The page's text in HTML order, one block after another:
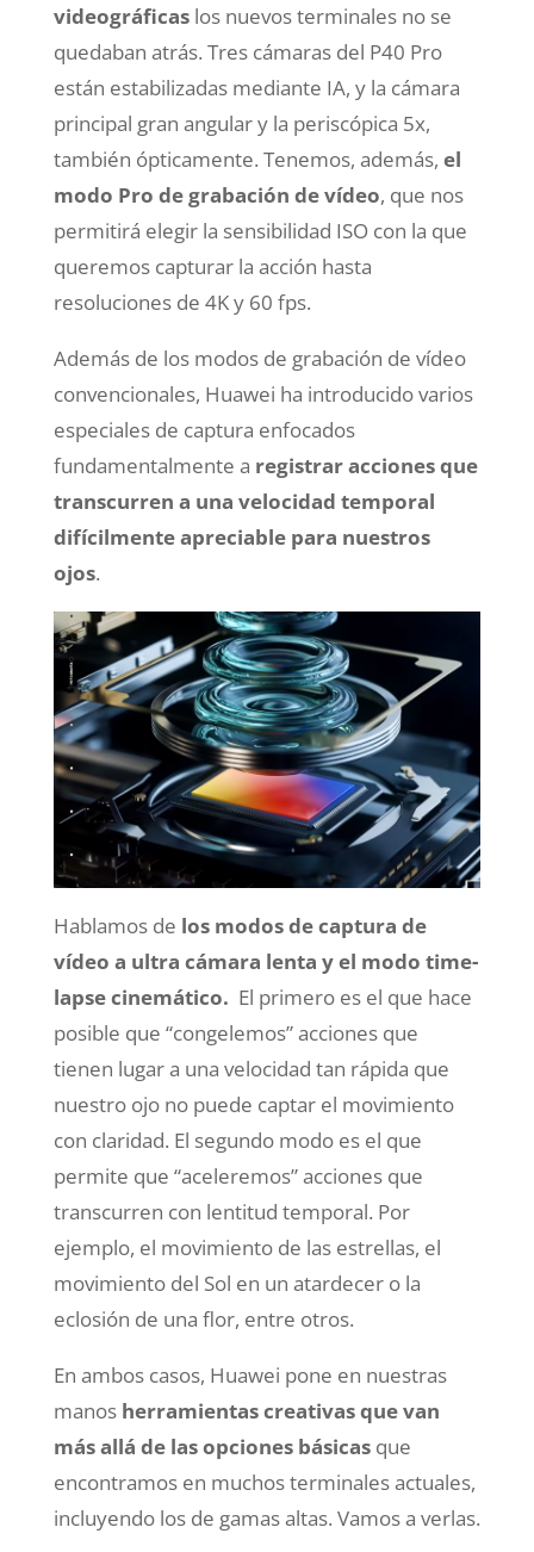
videográficaslos nuevos terminales no se
quedaban atrás. Tres cámaras del P40 Pro
están estabilizadas mediante IA, y la cámara
principal gran angular y la periscópica 5x,
también ópticamente. Tenemos, además, el
modo Pro de grabación de vídeo, que nos
permitirá elegir la sensibilidad ISO con la que
queremos capturar la acción hasta
resoluciones de 4K y 60 fps.
Además de los modos de grabación de vídeo
convencionales, Huawei ha introducido varios
especiales de captura enfocados
fundamentalmente a registrar acciones que
transcurren a una velocidad temporal
difícilmente apreciable para nuestros
ojos.
Hablamos de los modos de captura de
vídeo a ultra cámara lenta y el modo time-
lapse cinemático. El primero es el que hace
posible que “congelemos” acciones que
tienen lugar a una velocidad tan rápida que
nuestro ojo no puede captar el movimiento
con claridad. El segundo modo es el que
permite que “aceleremos” acciones que
transcurren con lentitud temporal. Por
ejemplo, el movimiento de las estrellas, el
movimiento del Sol en un atardecer o la
eclosión de una flor, entre otros.
En ambos casos, Huawei pone en nuestras
manos herramientas creativas que van
más allá de las opciones básicasque
encontramos en muchos terminales actuales,
incluyendo los de gamas altas. Vamos a verlas.